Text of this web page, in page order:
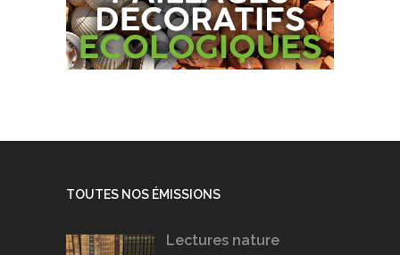
TOUTES NOS ÉMISSIONS
Lectures nature